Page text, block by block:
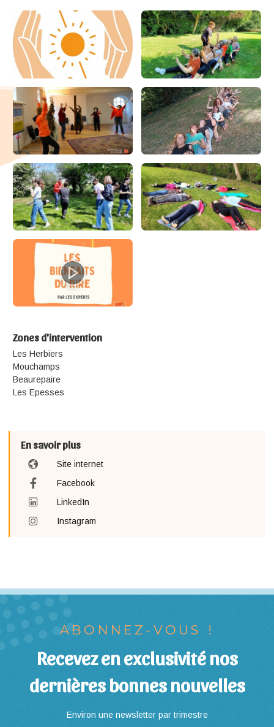
Zones d'intervention
Les Herbiers
Mouchamps
Beaurepaire
Les Epesses
En savoir plus
Site internet
Facebook
LinkedIn
Instagram
ABONNEZ-VOUS !
Recevez en exclusivité nos
dernières bonnes nouvelles
Environ une newsletter par trimestre